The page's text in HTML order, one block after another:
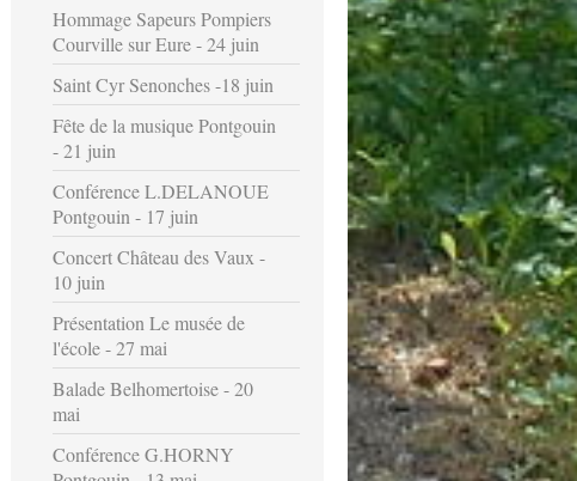
Hommage Sapeurs Pompiers
Courville sur Eure - 24 juin
Saint Cyr Senonches -18 juin
Fête de la musique Pontgouin
- 21 juin
Conférence L.DELANOUE
Pontgouin - 17 juin
Concert Château des Vaux -
10 juin
Présentation Le musée de
l'école - 27 mai
Balade Belhomertoise - 20
mai
Conférence G.HORNY